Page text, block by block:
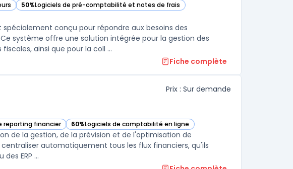
50%Logiciels de pré-comptabilité et notes de frais
— voir Cegid Quadra dans cette catégorie
conçu pour répondre aux besoins des
système offre une solution intégrée pour la gestion des
ainsi que pour la coll ...
Fiche complète
Prix : Sur demande
reporting financier
cette catégorie 60%Logiciels de comptabilité en ligne
— voir Fygr dans cette catégorie
de la gestion, de la prévision et de l'optimisation de
automatiquement tous les flux financiers, qu'ils
ERP ...